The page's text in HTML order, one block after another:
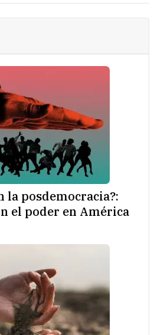
la posdemocracia?:
el poder en América